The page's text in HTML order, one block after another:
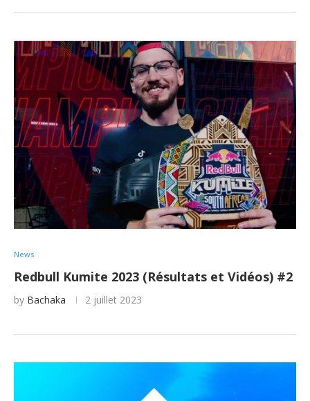
News
Redbull Kumite 2023 (Résultats et Vidéos) #2
by Bachaka 2 juillet 2023